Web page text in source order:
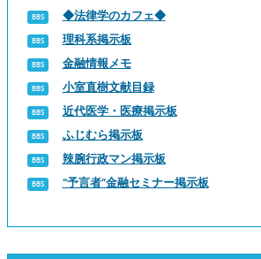
◆法律学のカフェ◆
理科系掲示板
金融情報メモ
小室直樹文献目録
近代医学・医療掲示板
ふじむら掲示板
辣腕行政マン掲示板
“予言者”金融セミナー掲示板